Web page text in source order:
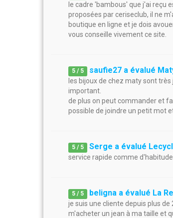
le cadre 'bambous' que j'ai reçu
proposées par ceriseclub, il ne
boutique en ligne et je dois
vous conseille vivement ce site.
5 / 5 saufie27 a évalué
les bijoux de chez maty sont
important.
de plus on peut commander et
possible de joindre un petit mot
5 / 5 Serge a évalué
service rapide comme d'habitude.
5 / 5 beligna a évalué La
je suis une cliente depuis plus
m'acheter un jean à ma taille et